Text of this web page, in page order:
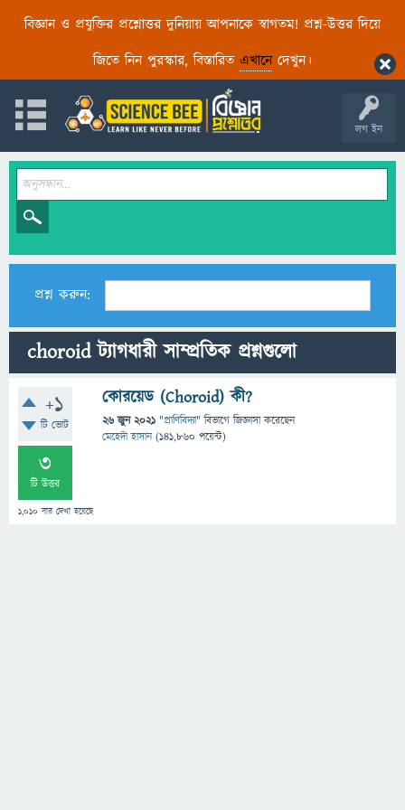
বিজ্ঞান ও প্রযুক্তির প্রশ্নোত্তর দুনিয়ায় আপনাকে স্বাগতম! প্রশ্ন-উত্তর দিয়ে
জিতে নিন পুরস্কার, বিস্তারিত এখানেদেখুন।
লগ ইন
প্রশ্ন করুন:
choroid ট্যাগধারী সাম্প্রতিক প্রশ্নগুলো
+1
টি ভোট
3
টি উত্তর
1,010 বার দেখা হয়েছে
কোরয়েড (Choroid) কী?
26 জুন 2021 "প্রাণিবিদ্যা" বিভাগে জিজ্ঞাসাকরেছেন
মেহেদী হাসান (141,860 পয়েন্ট)